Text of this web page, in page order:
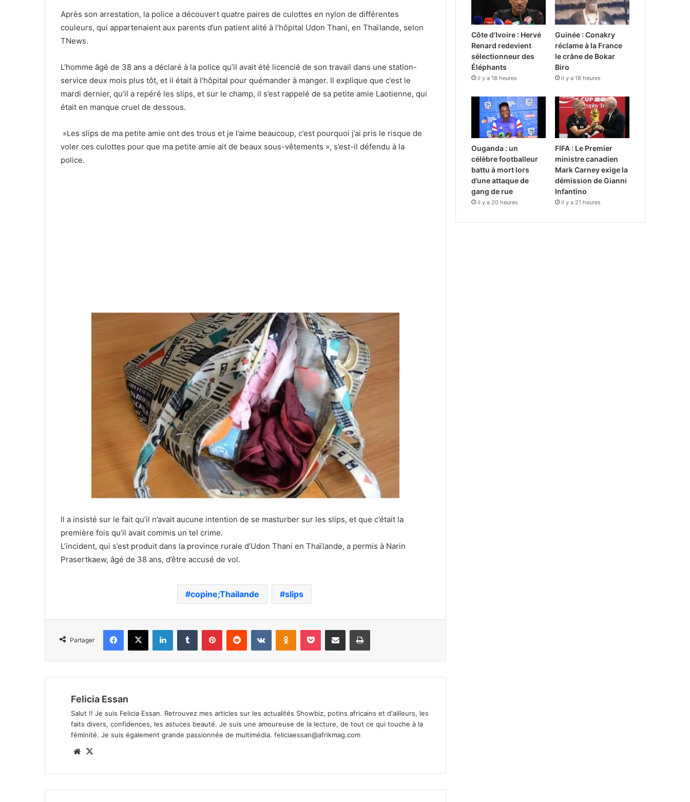
Après son arrestation, la police a découvert quatre paires de culottes en nylon de différentes
couleurs, qui appartenaient aux parents d’un patient alité à l’hôpital Udon Thani, en Thaïlande, selon
TNews.
L’homme âgé de 38 ans a déclaré à la police qu’il avait été licencié de son travail dans une station-
service deux mois plus tôt, et il était à l’hôpital pour quémander à manger. Il explique que c’est le
mardi dernier, qu’il a repéré les slips, et sur le champ, il s’est rappelé de sa petite amie Laotienne, qui
était en manque cruel de dessous.
»Les slips de ma petite amie ont des trous et je l’aime beaucoup, c’est pourquoi j’ai pris le risque de
voler ces culottes pour que ma petite amie ait de beaux sous-vêtements », s’est-il défendu à la
police.
Il a insisté sur le fait qu’il n’avait aucune intention de se masturber sur les slips, et que c’était la
première fois qu’il avait commis un tel crime.
L’incident, qui s’est produit dans la province rurale d’Udon Thani en Thaïlande, a permis à Narin
Prasertkaew, âgé de 38 ans, d’être accusé de vol.
copine;Thailande slips
Partager
Facebook
X LinkedinTumblr PinterestReddit VKontakteOdnoklassniki
Pocket Partager par email Imprimer
Felicia Essan
Salut !! Je suis Felicia Essan. Retrouvez mes articles sur les actualités Showbiz, potins africains et d'ailleurs, les
faits divers, confidences, les astuces beauté. Je suis une amoureuse de la lecture, de tout ce qui touche à la
féminité. Je suis également grande passionnée de multimédia. feliciaessan@afrikmag.com
Website
Côte d’Ivoire : Hervé
Renard redevient
sélectionneur des
Éléphants
il y a 18 heures
Guinée : Conakry
réclame à la France
le crâne de Bokar
Biro
il y a 18 heures
Ouganda : un
célèbre footballeur
battu à mort lors
d’une attaque de
gang de rue
il y a 20 heures
FIFA : Le Premier
ministre canadien
Mark Carney exige la
démission de Gianni
Infantino
il y a 21 heures